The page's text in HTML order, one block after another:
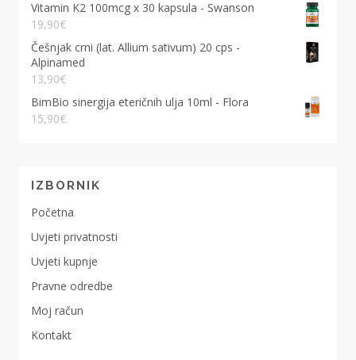
Vitamin K2 100mcg x 30 kapsula - Swanson
19,90€
Češnjak crni (lat. Allium sativum) 20 cps -
Alpinamed
13,90€
BimBio sinergija eteričnih ulja 10ml - Flora
15,90€
IZBORNIK
Početna
Uvjeti privatnosti
Uvjeti kupnje
Pravne odredbe
Moj račun
Kontakt